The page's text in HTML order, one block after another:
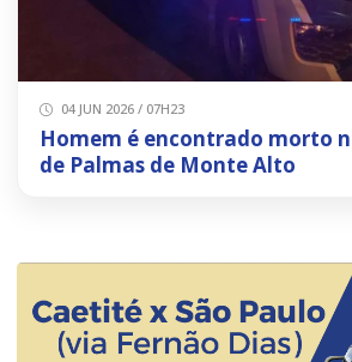
04 JUN 2026 / 07H23
Homem é encontrado morto
de Palmas de Monte Alto